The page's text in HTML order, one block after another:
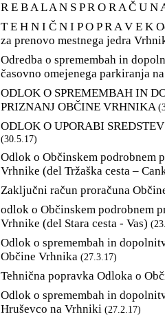
R E B A L A N S P R O R A Č U
T E H N I Č N I P O P R A V E K
za prenovo mestnega jedra
Odredba o spremembah in
časovno omejenega parkiranja
ODLOK O SPREMEMBAH IN
PRIZNANJ OBČINE VRHNIKA
ODLOK O UPORABI
(30.5.17)
Odlok o Občinskem podrobnem
Vrhnike (del Tržaška cesta –
Zaključni račun proračuna
odlok o Občinskem podrobnem
Vrhnike (del Stara cesta - Vas)
Odlok o spremembah in
Občine Vrhnika (27.3.17)
Tehnična popravka Odloka o
Odlok o spremembah in
Hruševco na Vrhniki (27.2.17)